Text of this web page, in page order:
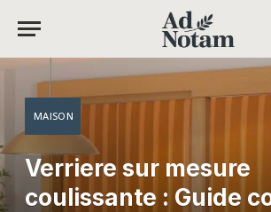
MAISON
Verriere sur mesure
coulissante : Guide